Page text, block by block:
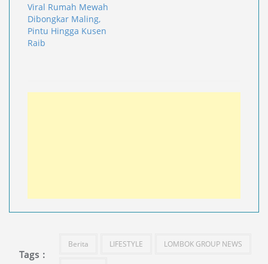
Viral Rumah Mewah
Dibongkar Maling,
Pintu Hingga Kusen
Raib
Tags :
Berita LIFESTYLE LOMBOK GROUP NEWS